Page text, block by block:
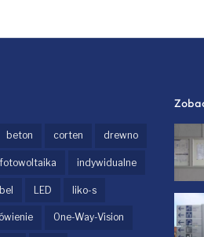
beton corten drewno
fotowoltaika indywidualne
LED liko-s
One-Way-Vision